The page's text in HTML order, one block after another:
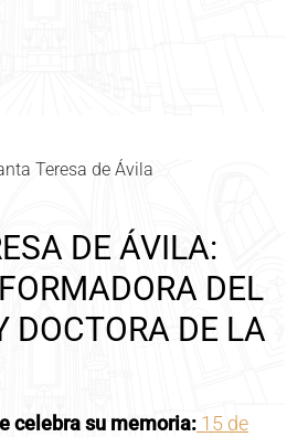
DE ÁVILA:
DEL
DOCTORA DE LA
celebra su memoria: 15 de